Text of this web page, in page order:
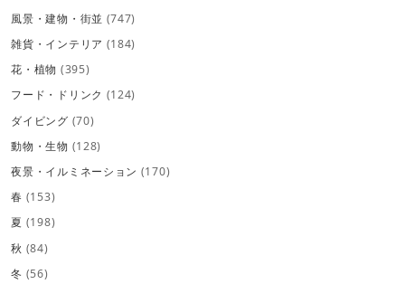
風景・建物・街並 (747)
雑貨・インテリア (184)
花・植物 (395)
フード・ドリンク (124)
ダイビング (70)
動物・生物 (128)
夜景・イルミネーション (170)
春 (153)
夏 (198)
秋 (84)
冬 (56)